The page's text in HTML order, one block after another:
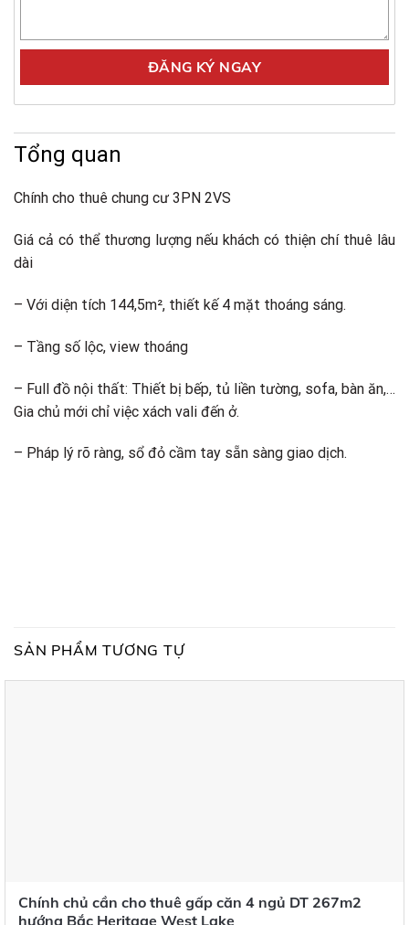
Tổng quan
Chính cho thuê chung cư 3PN 2VS
Giá cả có thể thương lượng nếu khách có thiện chí thuê lâu
dài
– Với diện tích 144,5m², thiết kế 4 mặt thoáng sáng.
– Tầng số lộc, view thoáng
– Full đồ nội thất: Thiết bị bếp, tủ liền tường, sofa, bàn ăn,…
Gia chủ mới chỉ việc xách vali đến ở.
– Pháp lý rõ ràng, sổ đỏ cầm tay sẵn sàng giao dịch.
SẢN PHẨM TƯƠNG TỰ
Chính chủ cần cho thuê gấp căn 4 ngủ DT 267m2
hướng Bắc Heritage West Lake